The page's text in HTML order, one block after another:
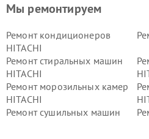
Мы ремонтируем
Ремонт кондиционеров
HITACHI
Ремонт стиральных машин
HITACHI
Ремонт морозильных камер
HITACHI
Ремонт сушильных машин